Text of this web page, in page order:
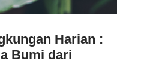
Harian :
Bumi dari